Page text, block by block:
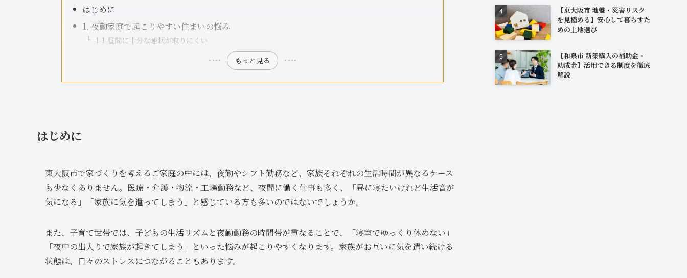
はじめに
1. 夜勤家庭で起こりやすい住まいの悩み
1-1 昼間に十分な睡眠が取りにくい
もっと見る
はじめに
東大阪市で家づくりを考えるご家庭の中には、夜勤やシフト勤務など、家族それぞれの生活時間が異なるケース
も少なくありません。医療・介護・物流・工場勤務など、夜間に働く仕事も多く、「昼に寝たいけれど生活音が
気になる」「家族に気を遣ってしまう」と感じている方も多いのではないでしょうか。
また、子育て世帯では、子どもの生活リズムと夜勤勤務の時間帯が重なることで、「寝室でゆっくり休めない」
「夜中の出入りで家族が起きてしまう」といった悩みが起こりやすくなります。家族がお互いに気を遣い続ける
状態は、日々のストレスにつながることもあります。
【東大阪市 地盤・災害リスク
を見極める】安心して暮らすた
めの土地選び
【和泉市 新築購入の補助金・
助成金】活用できる制度を徹底
解説